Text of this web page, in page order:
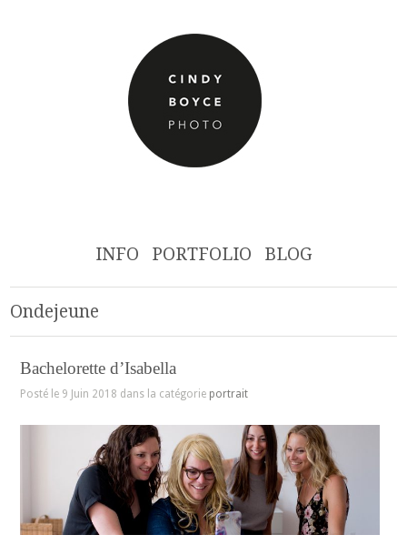
INFO PORTFOLIO BLOG
Ondejeune
Bachelorette d’Isabella
Posté le 9 Juin 2018 dans la catégorie portrait